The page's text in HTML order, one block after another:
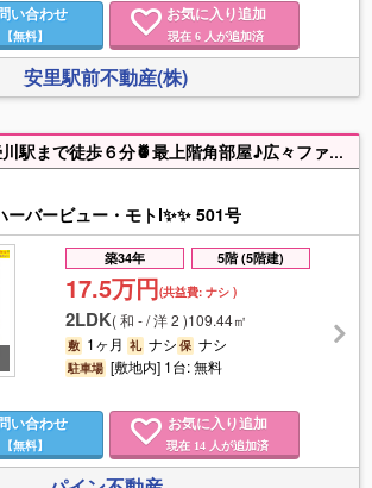
い合わせ
【無料】
お気に入り追加
現在 6 人が追加済
安里駅前不動産(株)
✨内見受付中✨《壷川駅まで徒歩６分🍍最上階角部屋♪広々ファミリータイプ２ＬＤＫ♪各部屋収納いっぱいん🍍駐車場２台目可能!(^◎^)!嬉しいネット無料♪システム対面キッチン♪ＢＴ別・室内洗濯機♪ガス乾燥機♪敷金礼金ナシ♪住環境・利便性良いです♪》忙しく現地でのご案内が難しく、お時間が取れない方はリモートでのご案内も可能です♪不動産のご相談事は大小関わらずお気軽にお問合せください(◎^^◎)
ーバービュー・モトⅠ✨✨ 501号
築34年 5階 (5階建)
17.5万円(共益費:ナシ )
2LDK(和 - / 洋 2 )109.44㎡
敷 1ヶ月 礼 ナシ保 ナシ
駐車場 [敷地内] 1台: 無料
い合わせ
【無料】
お気に入り追加
現在 14人が追加済